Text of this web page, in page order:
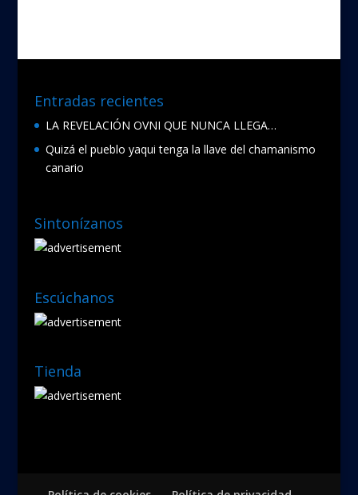
Entradas recientes
LA REVELACIÓN OVNI QUE NUNCA LLEGA…
Quizá el pueblo yaqui tenga la llave del chamanismo
canario
Sintonízanos
Escúchanos
Tienda